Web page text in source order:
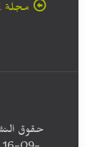
مجلة ۲۰۲٤م - ۱۹۹۷م